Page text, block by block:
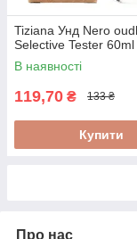
Tiziana Унд Nero
Selective Tester 60ml
В наявності
119,70 ₴ 133 ₴
Купити
Про нас